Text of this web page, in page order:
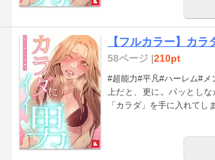
【フルカラー】カラ
58ページ |210pt
#超能力#平凡#ハーレム#メンズ この男に触ると、絶対にキモチ良くなる。そっと触れただけ
上だと、更に。パッとし
「カラダ」を手に入れてし